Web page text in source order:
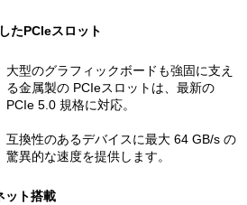
たPCIeスロット
大型のグラフィックボードも強固に支え
る金属製の PCIeスロットは、最新の
PCIe 5.0 規格に対応。
互換性のあるデバイスに最大 64 GB/s の
驚異的な速度を提供します。
ット搭載